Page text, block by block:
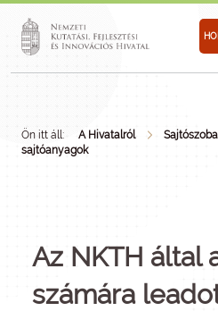
Ön itt áll: A Hivatalról Sajtószoba
sajtóanyagok
Az NKTH által
számára